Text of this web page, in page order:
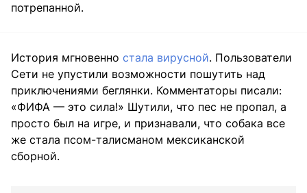
потрепанной.
История мгновенно стала вирусной. Пользователи
Сети не упустили возможности пошутить над
приключениями беглянки. Комментаторы писали:
«ФИФА — это сила!» Шутили, что пес не пропал, а
просто был на игре, и признавали, что собака все
же стала псом-талисманом мексиканской
сборной.